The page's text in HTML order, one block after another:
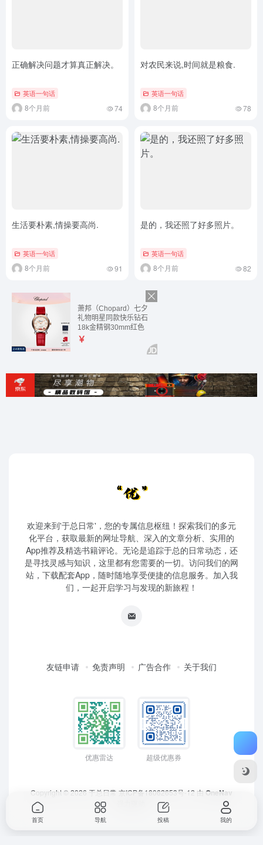
正确解决问题才算真正解决。
英语一句话
8个月前 74
对农民来说,时间就是粮食.
英语一句话
8个月前 78
生活要朴素,情操要高尚.
英语一句话
8个月前 91
是的，我还照了好多照片。
英语一句话
8个月前 82
欢迎来到'于总日常'，您的专属信息枢纽！探索我们的多元
化平台，获取最新的网址导航、深入的文章分析、实用的
App推荐及精选书籍评论。无论是追踪于总的日常动态，还
是寻找灵感与知识，这里都有您需要的一切。访问我们的网
站，下载配套App，随时随地享受便捷的信息服务。加入我
们，一起开启学习与发现的新旅程！
友链申请 免责声明 广告合作 关于我们
优惠雷达 超级优惠券
Copyright © 2026 于总日常 京ICP备18062653号-12 由 OneNav
首页 导航 投稿 我的